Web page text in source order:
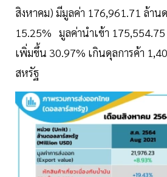
สิงหาคม) มีมูลค่า 176,961.71 ล้าน
15.25% มูลค่านำเข้า
เพิ่มขึ้น 30.97% เกินดุลการค้า
สหรัฐ